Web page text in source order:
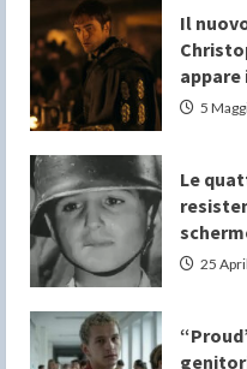
Il
appare
5
Le
25